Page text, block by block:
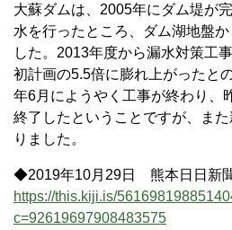
大蘇ダムは、2005年にダム堤が
水を行ったところ、ダム湖地盤
した。2013年度から漏水対策工
初計画の5.5倍に膨れ上がったと
年6月にようやく工事が終わり、
終了したということですが、ま
りました。
◆2019年10月29日 熊本日日新
https://this.kiji.is/
c=92619697908483575